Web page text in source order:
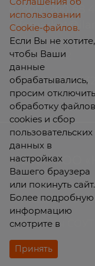
г. Красноярск,
помещ. 302
ИНН:
© 2026 ООО
Политика
Соглашение об
Результаты
использовании
Cookie-файлов.
Если Вы не хотите,
чтобы Ваши
данные
обрабатывались,
просим отключить
обработку файлов
cookies и сбор
пользовательских
данных в
настройках
Вашего браузера
или покинуть сайт.
Более подробную
информацию
смотрите в
Принять